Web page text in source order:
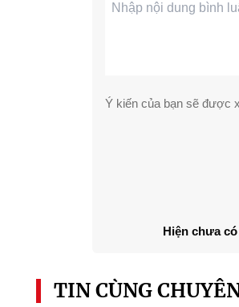
Ý kiến của bạn sẽ được
Hiện chưa
TIN CÙNG